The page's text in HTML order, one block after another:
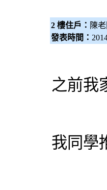
2 樓住戶： 陳
發表時間：
之前我
我同學